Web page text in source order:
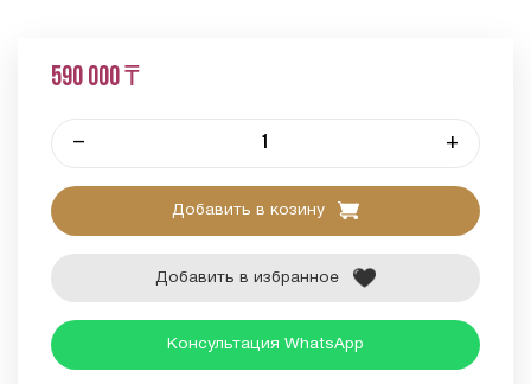
590 000 ₸
– +
Добавить в козину
Добавить в избранное
Консультация WhatsApp